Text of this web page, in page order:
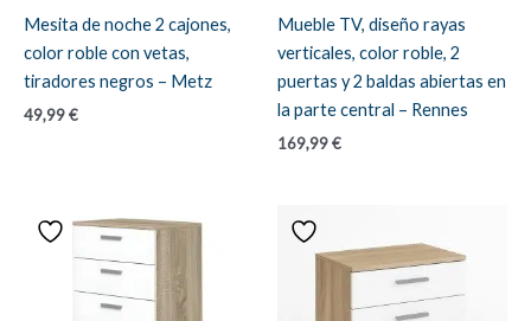
Mesita de noche 2 cajones,
color roble con vetas,
tiradores negros – Metz
49,99€
Mueble TV, diseño rayas
verticales, color roble, 2
puertas y 2 baldas abiertas en
la parte central – Rennes
169,99€